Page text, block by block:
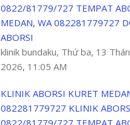
0822/81779/727 TEMPAT
MEDAN, WA 082281779727
ABORSI
klinik bundaku, Thứ ba, 13
2026, 11:05 AM
KLINIK ABORSI KURET
082281779727 KLINIK
0822/81779/727 TEMPAT